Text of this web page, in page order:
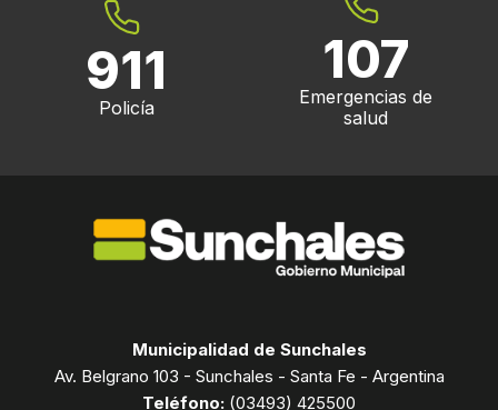
911
Policía
107
Emergencias de
salud
Municipalidad de Sunchales
Av. Belgrano 103 - Sunchales - Santa Fe - Argentina
Teléfono: (03493) 425500